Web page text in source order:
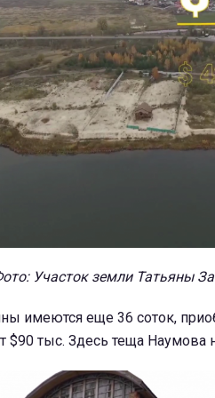
Участок земли Татьяны
имеются еще 36 соток,
$90 тыс. Здесь теща Наумова